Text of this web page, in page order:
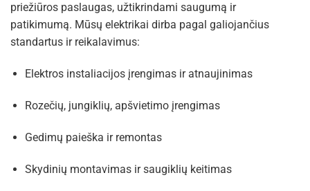
priežiūros paslaugas, užtikrindami saugumą ir
patikimumą. Mūsų elektrikai dirba pagal galiojančius
standartus ir reikalavimus:
Elektros instaliacijos įrengimas ir atnaujinimas
Rozečių, jungiklių, apšvietimo įrengimas
Gedimų paieška ir remontas
Skydinių montavimas ir saugiklių keitimas